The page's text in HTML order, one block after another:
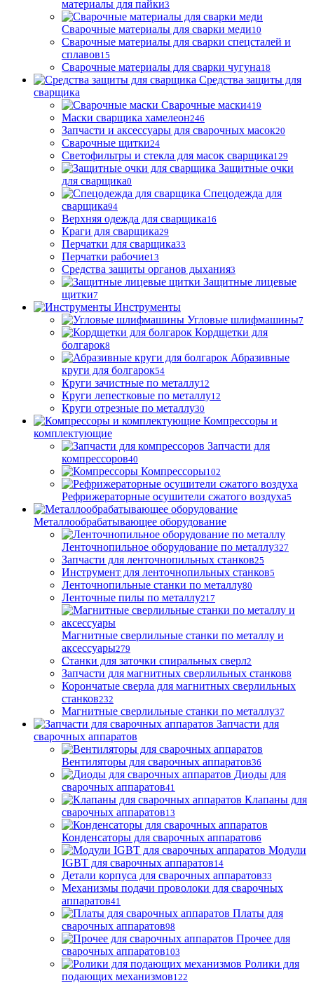
материалы для пайки3
Сварочные материалы для сварки меди10
Сварочные материалы для сварки спецсталей и
сплавов15
Сварочные материалы для сварки чугуна18
Средства защиты для
сварщика
Сварочные маски419
Маски сварщика хамелеон246
Запчасти и аксессуары для сварочных масок20
Сварочные щитки24
Светофильтры и стекла для масок сварщика129
Защитные очки
для сварщика0
Спецодежда для
сварщика94
Верхняя одежда для сварщика16
Краги для сварщика29
Перчатки для сварщика33
Перчатки рабочие13
Средства защиты органов дыхания3
Защитные лицевые
щитки7
Инструменты
Угловые шлифмашины7
Кордщетки для
болгарок8
Абразивные
круги для болгарок54
Круги зачистные по металлу12
Круги лепестковые по металлу12
Круги отрезные по металлу30
Компрессоры и
комплектующие
Запчасти для
компрессоров40
Компрессоры102
Рефрижераторные осушители сжатого воздуха5
Металлообрабатывающее оборудование
Ленточнопильное оборудование по металлу327
Запчасти для ленточнопильных станков25
Инструмент для ленточнопильных станков5
Ленточнопильные станки по металлу80
Ленточные пилы по металлу217
Магнитные сверлильные станки по металлу и
аксессуары279
Станки для заточки спиральных сверл2
Запчасти для магнитных сверлильных станков8
Корончатые сверла для магнитных сверлильных
станков232
Магнитные сверлильные станки по металлу37
Запчасти для
сварочных аппаратов
Вентиляторы для сварочных аппаратов36
Диоды для
сварочных аппаратов41
Клапаны для
сварочных аппаратов13
Конденсаторы для сварочных аппаратов6
Модули
IGBT для сварочных аппаратов14
Детали корпуса для сварочных аппаратов33
Механизмы подачи проволоки для сварочных
аппаратов41
Платы для
сварочных аппаратов98
Прочее для
сварочных аппаратов103
Ролики для
подающих механизмов122